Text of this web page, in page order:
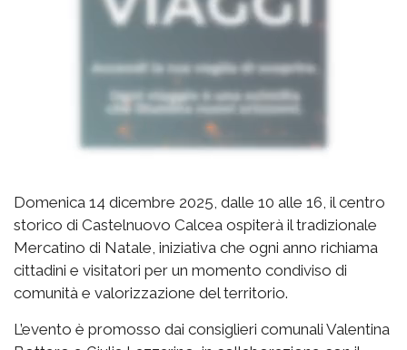
Domenica 14 dicembre 2025, dalle 10 alle 16, il centro
storico di Castelnuovo Calcea ospiterà il tradizionale
Mercatino di Natale, iniziativa che ogni anno richiama
cittadini e visitatori per un momento condiviso di
comunità e valorizzazione del territorio.
L’evento è promosso dai consiglieri comunali Valentina